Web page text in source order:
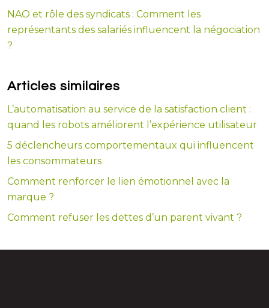
NAO et rôle des syndicats : Comment les
représentants des salariés influencent la négociation
?
Articles similaires
L’automatisation au service de la satisfaction client :
quand les robots améliorent l’expérience utilisateur
5 déclencheurs comportementaux qui influencent
les consommateurs
Comment renforcer le lien émotionnel avec la
marque ?
Comment refuser les dettes d’un parent vivant ?